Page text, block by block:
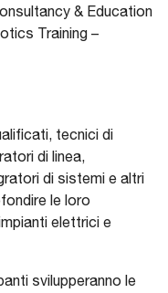
& Education
Training –
tecnici di
di linea,
di sistemi e altri
le loro
elettrici e
svilupperanno le